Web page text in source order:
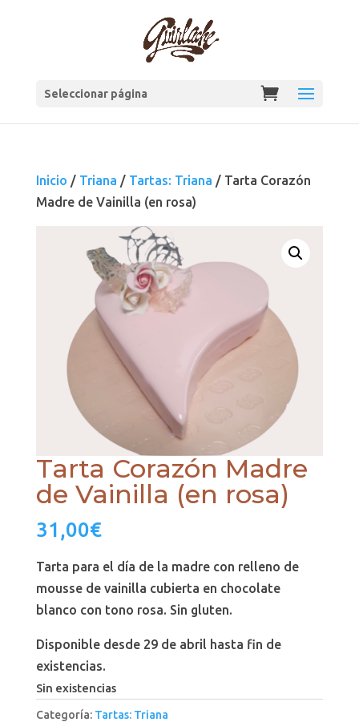
Seleccionar página
Inicio / Triana / Tartas: Triana / Tarta Corazón
Madre de Vainilla (en rosa)
Tarta Corazón Madre
de Vainilla (en rosa)
31,00€
Tarta para el día de la madre con relleno de
mousse de vainilla cubierta en chocolate
blanco con tono rosa. Sin gluten.
Disponible desde 29 de abril hasta fin de
existencias.
Sin existencias
Categoría: Tartas: Triana